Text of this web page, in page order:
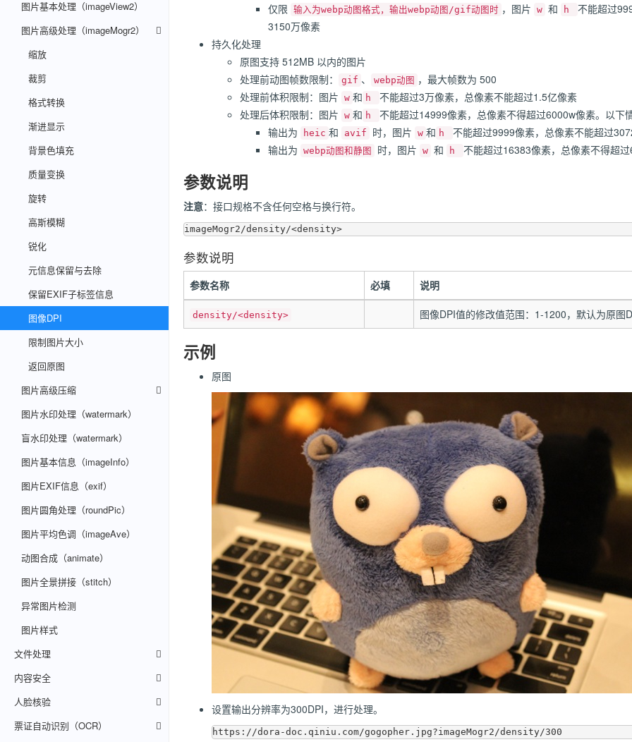
图片基本处理（imageView2）
图片高级处理（imageMogr2）
缩放
裁剪
格式转换
渐进显示
背景色填充
质量变换
旋转
高斯模糊
锐化
元信息保留与去除
保留EXIF子标签信息
图像DPI
限制图片大小
返回原图
图片高级压缩
图片水印处理（watermark）
盲水印处理（watermark）
图片基本信息（imageInfo）
图片EXIF信息（exif）
图片圆角处理（roundPic）
图片平均色调（imageAve）
动图合成（animate）
图片全景拼接（stitch）
异常图片检测
图片样式
文件处理
内容安全
人脸核验
票证自动识别（OCR）
仅限 输入为webp动图格式，输出webp动图/gif动图时 ，图片 w 和 h
不能超过
3150万像素
持久化处理
原图支持 512MB 以内的图片
处理前动图帧数限制：
gif 、 webp动图 ，最大帧数为 500
处理前体积限制：图片 w 和 h
不能超过3万像素，总像素不能超过1.5亿像素
处理后体积限制：图片 w 和 h
不能超过14999像素，总像素不得超过6000w像素。以下
输出为
heic 和 avif 时，图片 w 和 h
不能超过9999像素，总像素不能超过
输出为 webp动图和静图 时，图片 w 和 h 不能超过16383像素，总像素不得超
参数说明
注意：接口规格不含任何空格与换行符。
参数说明
参数名称 必填 说明
density/<density> 图像DPI值的修改值范围：1-1200，默认为原图
示例
原图
设置输出分辨率为300DPI，进行处理。